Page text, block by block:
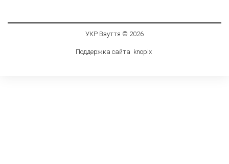
УКР Взуття © 2026
Поддержка сайта knopix